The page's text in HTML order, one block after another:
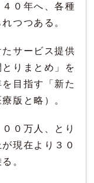
０年へ、各種
つつある。
サービス提供
りまとめ」を
目指す「新た
版と略）。
０万人、とり
現在より３０
。